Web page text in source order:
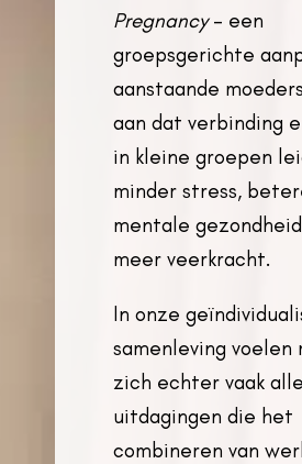
Pregnancy– een
groepsgerichte
aanstaande
aan dat verbinding
in kleine groepen
minder stress,
mentale
meer veerkracht.
In onze
samenleving voelen
zich echter vaak
uitdagingen die het
combineren van